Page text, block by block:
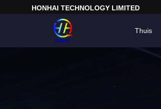
HONHAI TECHNOLOGY LIMITED
Thuis